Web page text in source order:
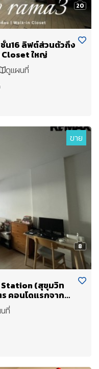
20
น16 ลิฟต์ส่วนตัวถึง
Closet ใหญ่
ดูแผนที่
8
ขาย
(สุขุมวิท
ร คอนโดแรกจาก
ย
ที่